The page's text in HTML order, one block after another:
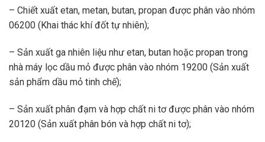
– Chiết xuất etan, metan, butan, propan được phân vào nhóm
06200 (Khai thác khí đốt tự nhiên);
– Sản xuất ga nhiên liệu như etan, butan hoặc propan trong
nhà máy lọc dầu mỏ được phân vào nhóm 19200 (Sản xuất
sản phẩm dầu mỏ tinh chế);
– Sản xuất phân đạm và hợp chất ni tơ được phân vào nhóm
20120 (Sản xuất phân bón và hợp chất ni tơ);